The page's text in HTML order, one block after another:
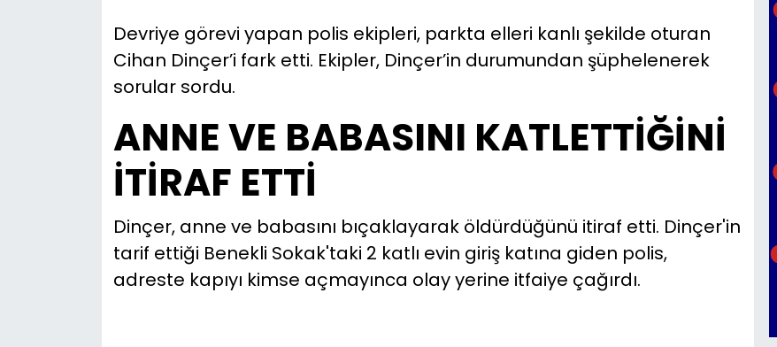
Devriye görevi yapan polis ekipleri, parkta elleri kanlı şekilde oturan
Cihan Dinçer’i fark etti. Ekipler, Dinçer’in durumundan şüphelenerek
sorular sordu.
ANNE VE BABASINI KATLETTİĞİNİ
İTİRAF ETTİ
Dinçer, anne ve babasını bıçaklayarak öldürdüğünü itiraf etti. Dinçer'in
tarif ettiği Benekli Sokak'taki 2 katlı evin giriş katına giden polis,
adreste kapıyı kimse açmayınca olay yerine itfaiye çağırdı.